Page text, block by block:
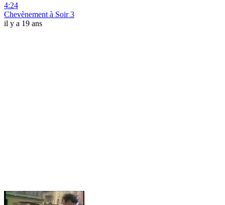
4:24
Chevènement à Soir 3
il y a 19 ans